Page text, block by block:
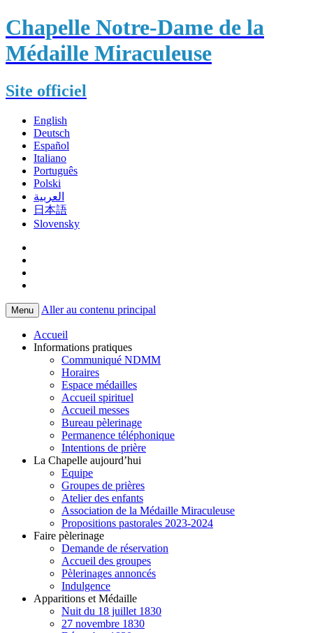
Chapelle Notre-Dame de la
Médaille Miraculeuse
Site officiel
English
Deutsch
Español
Italiano
Português
Polski
العربية
日本語
Slovensky
Menu Aller au contenu principal
Accueil
Informations pratiques
Communiqué NDMM
Horaires
Espace médailles
Accueil spirituel
Accueil messes
Bureau pèlerinage
Permanence téléphonique
Intentions de prière
La Chapelle aujourd’hui
Equipe
Groupes de prières
Atelier des enfants
Association de la Médaille Miraculeuse
Propositions pastorales 2023-2024
Faire pèlerinage
Demande de réservation
Accueil des groupes
Pèlerinages annoncés
Indulgence
Apparitions et Médaille
Nuit du 18 juillet 1830
27 novembre 1830